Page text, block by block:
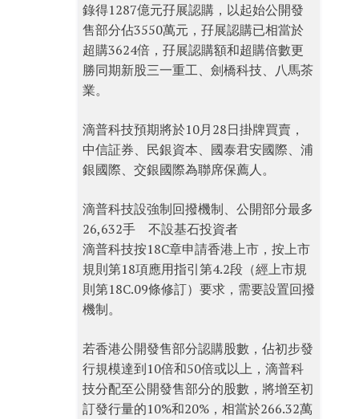
錄得1287億元孖展認購，以起始公開發
售部分佔3550萬元，孖展認購已相當於
超購3624倍，孖展認購額和超購倍數更
勝同期新股三一重工、劍橋科技、八馬茶
業。
滴普科技預期將於10月28日掛牌買賣，
中信証券、民銀資本、國泰君安國際、浦
銀國際、交銀國際為聯席保薦人。
滴普科技設強制回撥機制、公開部分最多
26,632手 不設基石投資者
滴普科技按18C章申請香港上市，按上市
規則第18項應用指引第4.2段（經上市規
則第18C.09條修訂）要求，需要設置回撥
機制。
若香港公開發售部分認購股數，佔初步發
行規模達到10倍和50倍或以上，滴普科
技分配至公開發售部分的股數，將增至初
訂發行量的10%和20%，相當於266.32萬